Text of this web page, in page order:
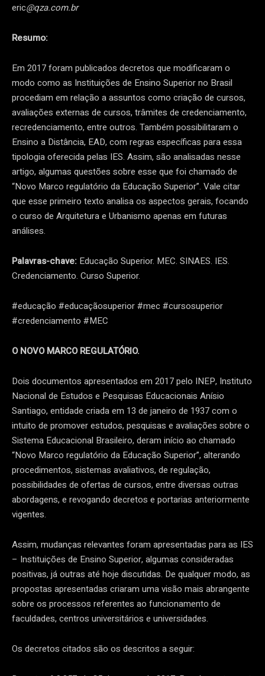
eric@qza.com.br
Resumo:
Em 2017 foram publicados decretos que modificaram o
modo como as Instituições de Ensino Superior no Brasil
procediam em relação a assuntos como criação de cursos,
avaliações externas de cursos, trâmites de credenciamento,
recredenciamento, entre outros. Também possibilitaram o
Ensino a Distância, EAD, com regras específicas para essa
tipologia oferecida pelas IES. Assim, são analisadas nesse
artigo, algumas questões sobre esse que foi chamado de
“Novo Marco regulatório da Educação Superior”. Vale citar
que esse primeiro texto analisa os aspectos gerais, focando
o curso de Arquitetura e Urbanismo apenas em futuras
análises.
Palavras-chave: Educação Superior. MEC. SINAES. IES.
Credenciamento. Curso Superior.
#educação #educaçãosuperior #mec #cursosuperior
#credenciamento #MEC
O NOVO MARCO REGULATÓRIO.
Dois documentos apresentados em 2017 pelo INEP, Instituto
Nacional de Estudos e Pesquisas Educacionais Anísio
Santiago, entidade criada em 13 de janeiro de 1937 com o
intuito de promover estudos, pesquisas e avaliações sobre o
Sistema Educacional Brasileiro, deram início ao chamado
“Novo Marco regulatório da Educação Superior”, alterando
procedimentos, sistemas avaliativos, de regulação,
possibilidades de ofertas de cursos, entre diversas outras
abordagens, e revogando decretos e portarias anteriormente
vigentes.
Assim, mudanças relevantes foram apresentadas para as IES
– Instituições de Ensino Superior, algumas consideradas
positivas, já outras até hoje discutidas. De qualquer modo, as
propostas apresentadas criaram uma visão mais abrangente
sobre os processos referentes ao funcionamento de
faculdades, centros universitários e universidades.
Os decretos citados são os descritos a seguir: